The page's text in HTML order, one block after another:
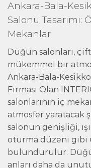
Ankara-Bala-
Salonu
Mekanlar
Düğün salonları,
mükemmel bir
Ankara-Bala-
Firması Olan
salonlarının iç
atmosfer yaratacak
salonun genişliği,
oturma düzeni gibi
bulundurulur.
anları daha da